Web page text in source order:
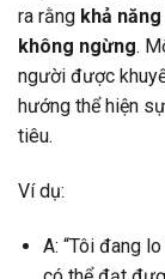
ra rằng khả
không ngừng.
người được
hướng thể hiện
tiêu.
Ví dụ:
A: “Tôi đang